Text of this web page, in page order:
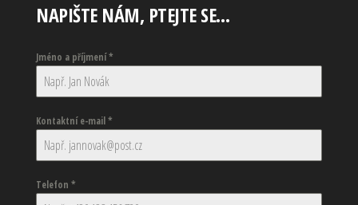
NAPIŠTE NÁM, PTEJTE SE…
Jméno a příjmení*
Kontaktní e-mail*
Telefon *